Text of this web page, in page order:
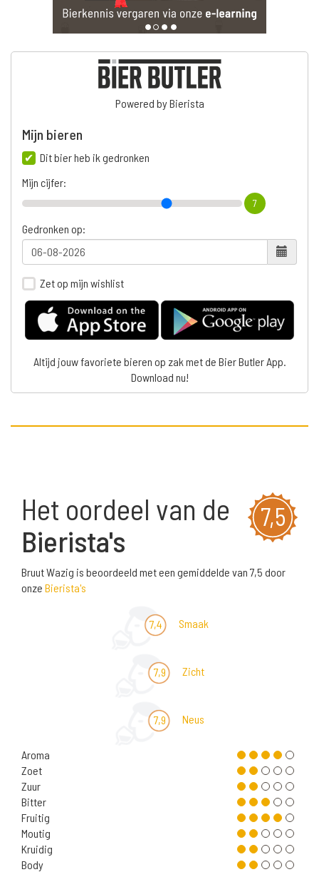
Powered by Bierista
Mijn bieren
Dit bier heb ik gedronken
Mijn cijfer:
7
Gedronken op:
Zet op mijn wishlist
Altijd jouw favoriete bieren op zak met de Bier Butler App.
Download nu!
7,5
Het oordeel van de
Bierista's
Bruut Wazig is beoordeeld met een gemiddelde van 7,5 door
onze Bierista's
7,4 Smaak
7,9 Zicht
7,9 Neus
Aroma
Zoet
Zuur
Bitter
Fruitig
Moutig
Kruidig
Body